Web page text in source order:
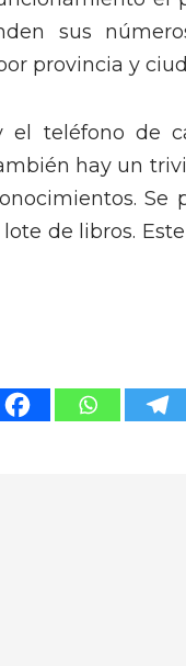
sus
provincia y
teléfono de
hay un
de libros.